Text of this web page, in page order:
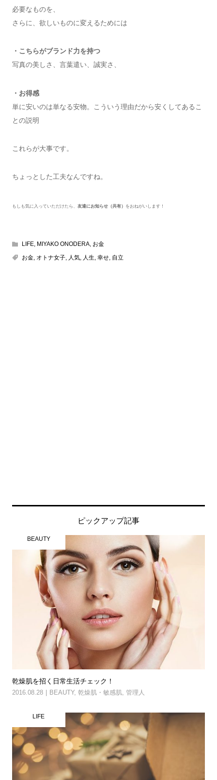
必要なものを、
さらに、欲しいものに変えるためには
・こちらがブランド力を持つ
写真の美しさ、言葉遣い、誠実さ、
・お得感
単に安いのは単なる安物。こういう理由だから安くしてあるこ
との説明
これらが大事です。
ちょっとした工夫なんですね。
もしも気に入っていただけたら、 友達にお知らせ（共有） をおねがいします！
LIFE, MIYAKO ONODERA, お金
お金, オトナ女子, 人気, 人生, 幸せ, 自立
ピックアップ記事
BEAUTY
乾燥肌を招く日常生活チェック！
2016.08.28 BEAUTY, 乾燥肌・敏感肌, 管理人
LIFE